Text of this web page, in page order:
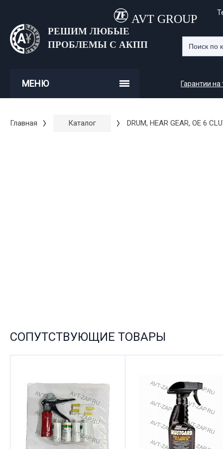
AVT GROUP
РЕШИМ ЛЮБЫЕ
ПРОБЛЕМЫ С АКПП
МЕНЮ Гарантии на
Главная Каталог DRUM, HEAR GEAR, OE 6
СОПУТСТВУЮЩИЕ ТОВАРЫ